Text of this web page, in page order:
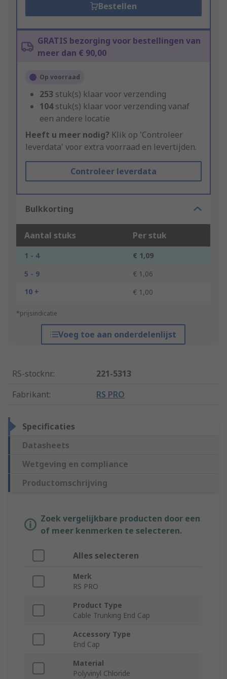
Bestellen
GRATIS bezorging voor bestellingen van
meer dan € 90,00
Op voorraad
253 stuk(s) klaar voor verzending
104stuk(s) klaar voor verzending vanaf
een andere locatie
Heeft u meer nodig? Klik op 'Controleer
leverdata' voor extra voorraad en levertijden.
Controleer leverdata
Bulkkorting
Aantal stuks Per stuk
1 - 4
€ 1,09
5 - 9
€ 1,06
10 +
€ 1,00
*prijsindicatie
Voeg toe aan onderdelenlijst
RS-stocknr.:
221-5313
Fabrikant: RS PRO
Specificaties
Datasheets
Wetgeving en compliance
Productomschrijving
Zoek vergelijkbare producten door een
of meer kenmerken te selecteren.
Alles selecteren
Merk
RS PRO
Product Type
Cable Trunking End Cap
Accessory Type
End Cap
Material
Polyvinyl Chloride